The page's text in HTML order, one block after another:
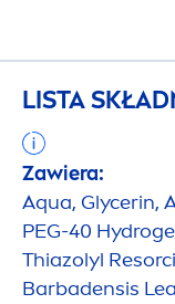
LISTA
Zawiera:
Aqua, Glycerin,
PEG-40 Hydro
Thiazolyl
Barbadensis